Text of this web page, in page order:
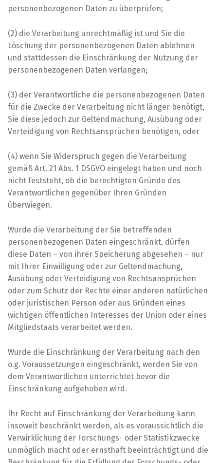
personenbezogenen Daten zu überprüfen;
(2) die Verarbeitung unrechtmäßig ist und Sie die
Löschung der personenbezogenen Daten ablehnen
und stattdessen die Einschränkung der Nutzung der
personenbezogenen Daten verlangen;
(3) der Verantwortliche die personenbezogenen Daten
für die Zwecke der Verarbeitung nicht länger benötigt,
Sie diese jedoch zur Geltendmachung, Ausübung oder
Verteidigung von Rechtsansprüchen benötigen, oder
(4) wenn Sie Widerspruch gegen die Verarbeitung
gemäß Art. 21 Abs. 1 DSGVO eingelegt haben und noch
nicht feststeht, ob die berechtigten Gründe des
Verantwortlichen gegenüber Ihren Gründen
überwiegen.
Wurde die Verarbeitung der Sie betreffenden
personenbezogenen Daten eingeschränkt, dürfen
diese Daten – von ihrer Speicherung abgesehen – nur
mit Ihrer Einwilligung oder zur Geltendmachung,
Ausübung oder Verteidigung von Rechtsansprüchen
oder zum Schutz der Rechte einer anderen natürlichen
oder juristischen Person oder aus Gründen eines
wichtigen öffentlichen Interesses der Union oder eines
Mitgliedstaats verarbeitet werden.
Wurde die Einschränkung der Verarbeitung nach den
o.g. Voraussetzungen eingeschränkt, werden Sie von
dem Verantwortlichen unterrichtet bevor die
Einschränkung aufgehoben wird.
Ihr Recht auf Einschränkung der Verarbeitung kann
insoweit beschränkt werden, als es voraussichtlich die
Verwirklichung der Forschungs- oder Statistikzwecke
unmöglich macht oder ernsthaft beeinträchtigt und die